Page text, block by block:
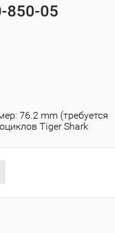
850-05
76.2 mm (требуется
Tiger Shark